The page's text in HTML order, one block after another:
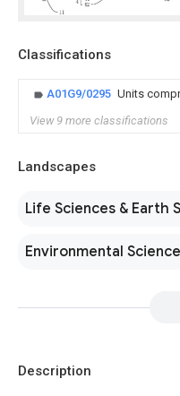
Classifications
A01G9/0295 Units
View 9 more classifications
Landscapes
Life Sciences & Earth
Environmental
Description